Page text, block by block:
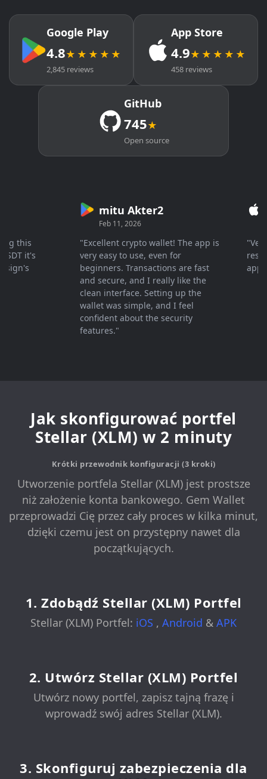
Google Play
4.8★★★★★
2,845 reviews
App Store
4.9★★★★★
458 reviews
GitHub
745★
Open source
it's
mitu Akter2
Feb 11, 2026
"Excellent crypto wallet! The app is
very easy to use, even for
beginners. Transactions are fast
and secure, and I really like the
clean interface. Setting up the
wallet was simple, and I feel
confident about the security
features."
"Very
Jak skonfigurować portfel
Stellar (XLM) w 2 minuty
Krótki przewodnik konfiguracji (3 kroki)
Utworzenie portfela Stellar (XLM) jest prostsze
niż założenie konta bankowego. Gem Wallet
przeprowadzi Cię przez cały proces w kilka minut,
dzięki czemu jest on przystępny nawet dla
początkujących.
1. Zdobądź Stellar (XLM) Portfel
Stellar (XLM) Portfel: iOS , Android & APK
2. Utwórz Stellar (XLM) Portfel
Utwórz nowy portfel, zapisz tajną frazę i
wprowadź swój adres Stellar (XLM).
3. Skonfiguruj zabezpieczenia dla